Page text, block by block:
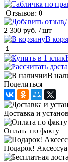
Отзывов: 0
2 300 руб. / шт
В
В
Поделиться
Доставка и
Оплата по факту
Подарок!